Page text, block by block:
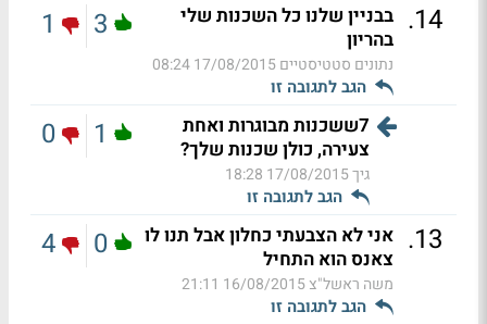
14
. בבניין שלנו כל השכנות שלי
בהריון
נתונים סטטיסטיים17/08/2015 08:24
הגב לתגובה זו
3
1
7ששכנות מבוגרות ואחת
צעירה, כולן שכנות שלך?
גיך17/08/2015 18:28
הגב לתגובה זו
1
0
13
. אני לא הצבעתי כחלון אבל תנו לו
צאנס הוא התחיל
משה ראשל"צ16/08/2015 21:11
הגב לתגובה זו
0
4